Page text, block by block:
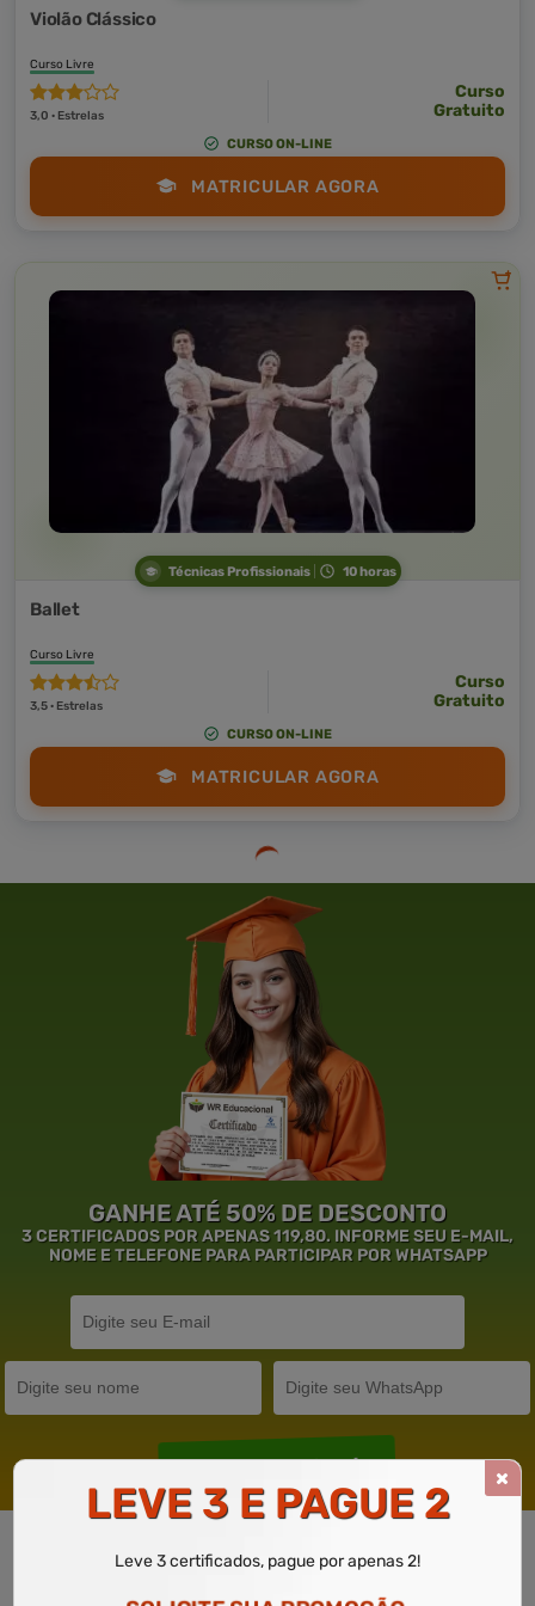
Violão Clássico
Curso Livre
3,0 · Estrelas
Curso
Gratuito
CURSO ON-LINE
MATRICULAR AGORA
Técnicas Profissionais 10 horas
Ballet
Curso Livre
3,5 · Estrelas
Curso
Gratuito
CURSO ON-LINE
MATRICULAR AGORA
GANHE ATÉ 50% DE DESCONTO
3 CERTIFICADOS POR APENAS 119,80. INFORME SEU E-MAIL,
NOME E TELEFONE PARA PARTICIPAR POR WHATSAPP
Solicite um WhatsApp
Garantia deEducaçãode Excelência.
LEVE 3 E PAGUE 2
Leve 3 certificados, pague por apenas 2!